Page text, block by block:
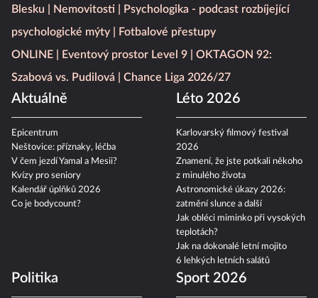
Blesku
Nemovitosti
Psychologika - podcast rozbíjející
psychologické mýty
Fotbalové přestupy
ONLINE
Eventový prostor Level 9
OKTAGON 92:
Szabová vs. Pudilová
Chance Liga 2026/27
Aktuálně
Epicentrum
Neštovice: příznaky, léčba
V čem jezdí Yamal a Mesii?
Kvízy pro seniory
Kalendář úplňků 2026
Co je bodycount?
Léto 2026
Karlovarský filmový festival
2026
Znamení, že jste potkali někoho
z minulého života
Astronomické úkazy 2026:
zatmění slunce a další
Jak obléci miminko při vysokých
teplotách?
Jak na dokonalé letní mojito
6 lehkých letních salátů
Politika Sport 2026